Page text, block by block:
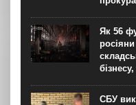
Як 56
бізнесу,
СБУ